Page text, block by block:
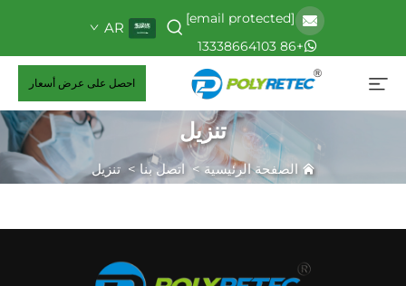
[email protected]
+86 13338664103
AR
احصل على عرض أسعار
تنزيل
الصفحة الرئيسية > اتصل بنا >تنزيل